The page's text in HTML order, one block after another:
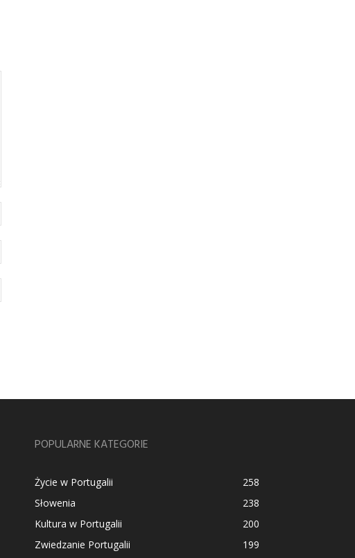
POPULARNE KATEGORIE
Życie w Portugalii
258
Słowenia
238
Kultura w Portugalii
200
Zwiedzanie Portugalii
199